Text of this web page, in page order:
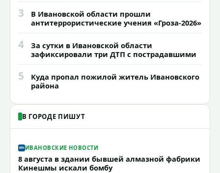
3
В Ивановской области прошли
антитеррористические учения «Гроза-2026»
4
За сутки в Ивановской области
зафиксировали три ДТП с пострадавшими
5
Куда пропал пожилой житель Ивановского
района
В ГОРОДЕ ПИШУТ
ИВАНОВСКИЕ НОВОСТИ
8 августа в здании бывшей алмазной фабрики
Кинешмы искали бомбу